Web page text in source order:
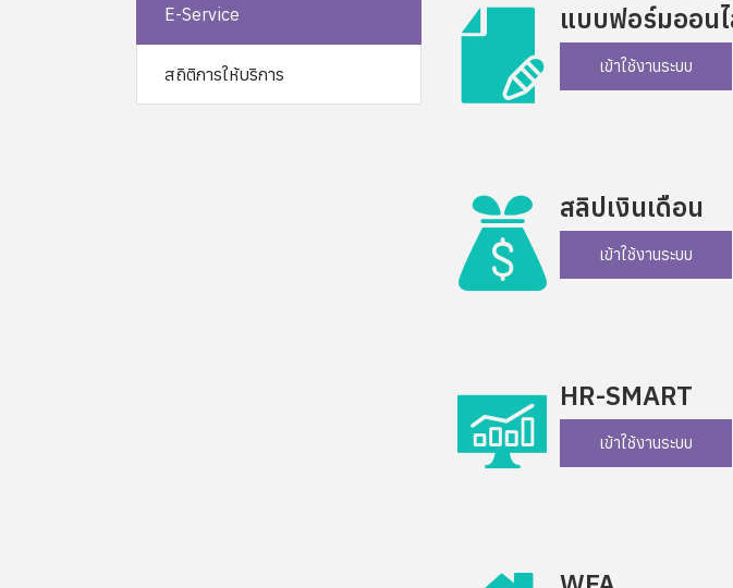
E-Service
สถิติการให้บริการ
แบบฟอร์มออน
เข้าใช้งานระบบ
สลิปเงินเดือน
เข้าใช้งานระบบ
HR-SMART
เข้าใช้งานระบบ